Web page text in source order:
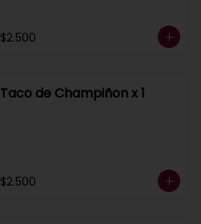
$2.500
Taco de Champiñon x 1
$2.500